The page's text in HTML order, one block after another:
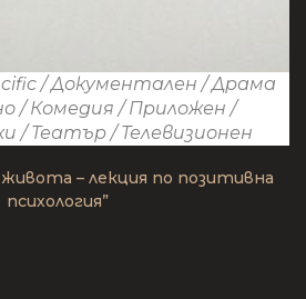
/Документален /Драма
/Комедия /Приложен /
/Театър /Телевизионен
– лекция по позитивна
психология”